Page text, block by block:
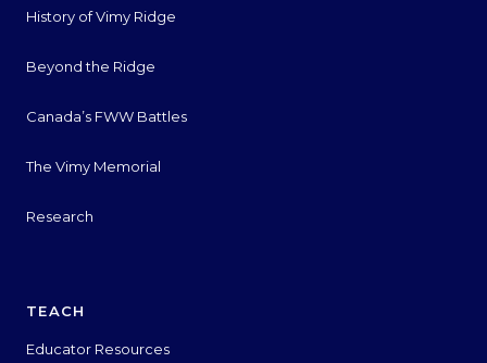
History of Vimy Ridge
Beyond the Ridge
Canada’s FWW Battles
The Vimy Memorial
Research
TEACH
Educator Resources